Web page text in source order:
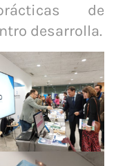
de
desarrolla.